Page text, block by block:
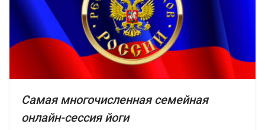
Самая многочисленная семейная
онлайн-сессия йоги